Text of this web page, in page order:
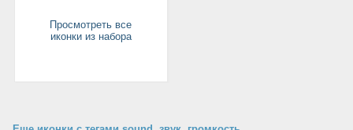
Просмотреть все
иконки из набора